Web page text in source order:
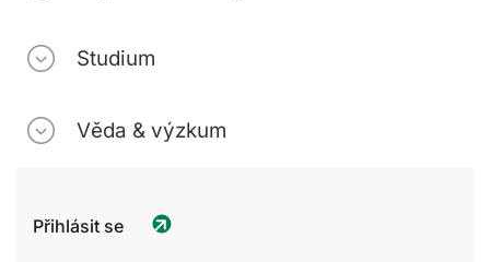
Studium
Věda & výzkum
Přihlásit se